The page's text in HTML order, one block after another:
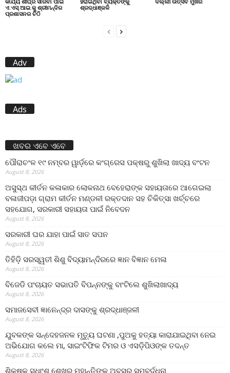
ଏ.ଏସ୍.ଆଇ.କୁ ଶ୍ରୀମନ୍ଦିର
ପ୍ରଶାସନର ଚିଠି
ଶ୍ରଦ୍ଧାଞ୍ଜଳି
Adv
Ads
ଖବର ଏବେ ଏବେ
ପୌରାଚଂଳ ୧୯ ନମ୍ବର ୱାର୍ଡ଼ରେ କଂଗ୍ରେସ ପକ୍ଷରୁ ଶୁଖିଲା ଖାଦ୍ୟ ବଂଟନ
August 8, 2026
ଅସୁସ୍ଥ କୀର୍ତନ କଳାକାର ଲୋକନାଥ ବେହେରାଙ୍କ ସହାୟତାରେ ଆଗେଇଲା
ବଳାଜୀପଡ଼ା ଗ୍ରାମ କୀର୍ତନ ମଣ୍ଡଳୀ ରକ୍ତଦାନ ସହ ଚିକିତ୍ସା ଖର୍ଚ୍ଚରେ
ସହଯୋଗ, ସରକାରୀ ସହାୟତା ପାଇଁ ନିବେଦନ
August 8, 2026
ସରକାରୀ ଘର ଯାହା ପାଇଁ ସାତ ସପନ
August 8, 2026
ତିହିଡି଼ ସରସ୍ୱତୀ ଶିଶୁ ବିଦ୍ୟାମନ୍ଦିରରେ ଜ୍ଞାନ ବିଜ୍ଞାନ ମେଳା
August 8, 2026
ବିଜେଡି ପଂଚାୟତ ସଭାପତି ବିପନ୍ନଙ୍କୁ ବାଂଟିଲେ ଶୁଖିଲାଖାଦ୍ୟ
August 8, 2026
ସମାଜସେବୀ ଜ୍ଞାନେନ୍ଦ୍ର ଦାସଙ୍କୁ ଶ୍ରଦ୍ଧାଞ୍ଜଳୀ
August 8, 2026
ଯୁବକଙ୍କ ସନ୍ଦେହଜନକ ମୃତ୍ୟୁ ଘଟଣା ,ପୁଅକୁ ହତ୍ୟା କାରାଯାଇଥିବା ନେଇ
ଅଭିଯୋଗ କଲେ ମା, ସାଇଂଟିଫିକ ଟିମର ଓ ଏସଡ଼ିପିଓଙ୍କ ତଦନ୍ତ
August 8, 2026
ଶିକ୍ଷକ ସୁଧାଂଶୁ ଶେଖର ମହାନ୍ତିଙ୍କୁ ଅବସର ସମ୍ବର୍ଦ୍ଧନା